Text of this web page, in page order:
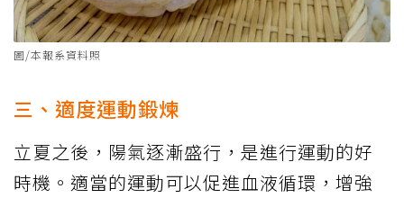
圖/本報系資料照
三、適度運動鍛煉
立夏之後，陽氣逐漸盛行，是進行運動的好
時機。適當的運動可以促進血液循環，增強